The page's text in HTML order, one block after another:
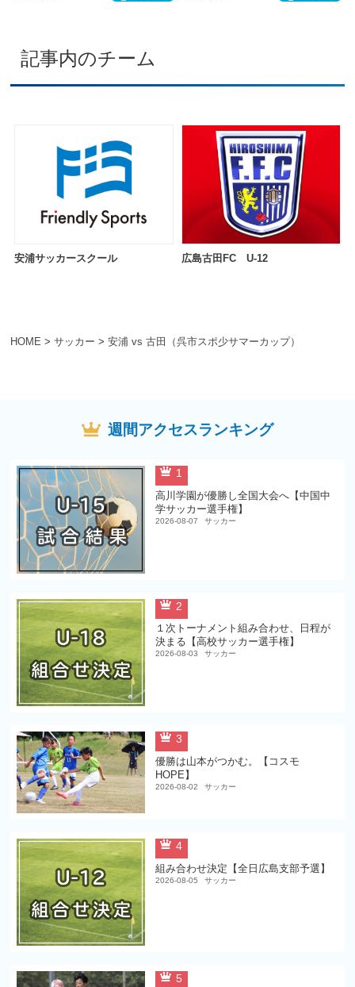
HOME > サッカー > 安浦 vs 古田（呉市スポ少サマーカップ）
記事内のチーム
安浦サッカースクール 広島古田FC U-12
週間アクセスランキング
1
高川学園が優勝し全国大会へ【中国中
学サッカー選手権】
2026-08-07 サッカー
2
１次トーナメント組み合わせ、日程が
決まる【高校サッカー選手権】
2026-08-03 サッカー
3
優勝は山本がつかむ。【コスモ
HOPE】
2026-08-02 サッカー
4
組み合わせ決定【全日広島支部予選】
2026-08-05 サッカー
5